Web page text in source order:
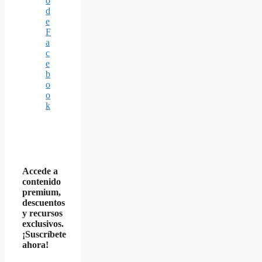
d
e
F
a
c
e
b
o
o
k
Accede a
contenido
premium,
descuentos
y recursos
exclusivos.
¡Suscríbete
ahora!